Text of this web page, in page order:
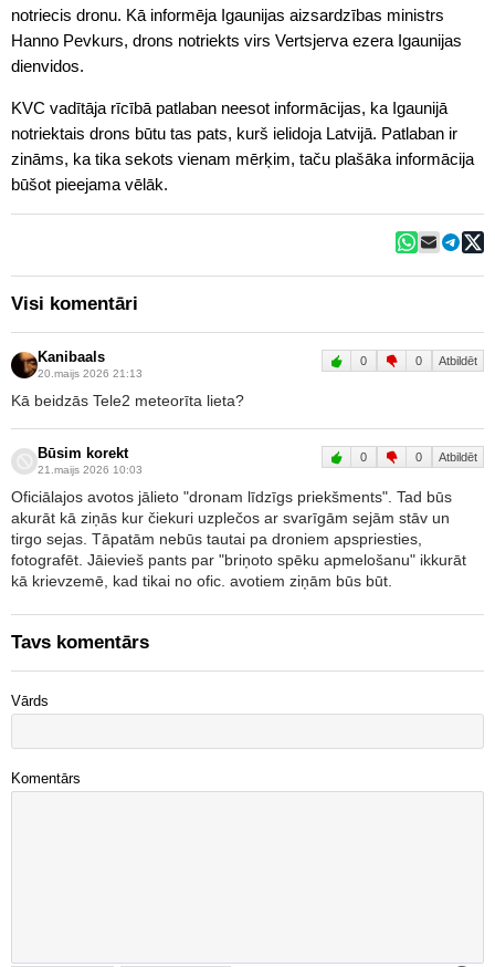
notriecis dronu. Kā informēja Igaunijas aizsardzības ministrs
Hanno Pevkurs, drons notriekts virs Vertsjerva ezera Igaunijas
dienvidos.
KVC vadītāja rīcībā patlaban neesot informācijas, ka Igaunijā
notriektais drons būtu tas pats, kurš ielidoja Latvijā. Patlaban ir
zināms, ka tika sekots vienam mērķim, taču plašāka informācija
būšot pieejama vēlāk.
Visi komentāri
Kanibaals
20.maijs 2026 21:13
0 0 Atbildēt
Kā beidzās Tele2 meteorīta lieta?
Būsim korekt
21.maijs 2026 10:03
0 0 Atbildēt
Oficiālajos avotos jālieto "dronam līdzīgs priekšments". Tad būs
akurāt kā ziņās kur čiekuri uzplečos ar svarīgām sejām stāv un
tirgo sejas. Tāpatām nebūs tautai pa droniem apspriesties,
fotografēt. Jāievieš pants par "briņoto spēku apmelošanu" ikkurāt
kā krievzemē, kad tikai no ofic. avotiem ziņām būs būt.
Tavs komentārs
Vārds
Komentārs